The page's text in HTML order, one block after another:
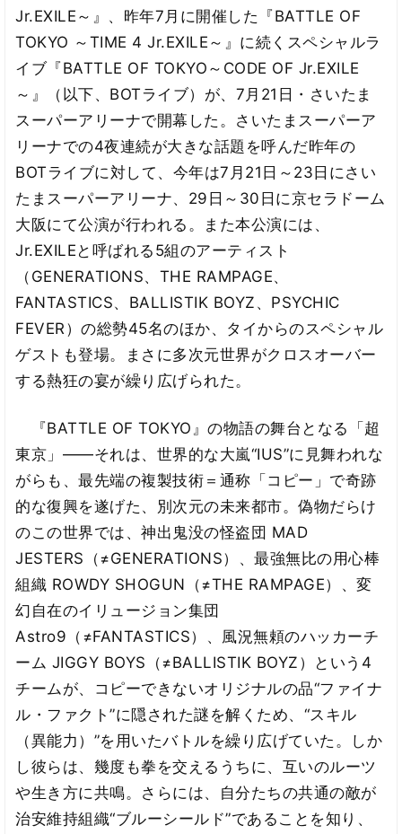
Jr.EXILE～』、昨年7月に開催した『BATTLE OF
TOKYO ～TIME 4 Jr.EXILE～』に続くスペシャルラ
イブ『BATTLE OF TOKYO～CODE OF Jr.EXILE
～』（以下、BOTライブ）が、7月21日・さいたま
スーパーアリーナで開幕した。さいたまスーパーア
リーナでの4夜連続が大きな話題を呼んだ昨年の
BOTライブに対して、今年は7月21日～23日にさい
たまスーパーアリーナ、29日～30日に京セラドーム
大阪にて公演が行われる。また本公演には、
Jr.EXILEと呼ばれる5組のアーティスト
（GENERATIONS、THE RAMPAGE、
FANTASTICS、BALLISTIK BOYZ、PSYCHIC
FEVER）の総勢45名のほか、タイからのスペシャル
ゲストも登場。まさに多次元世界がクロスオーバー
する熱狂の宴が繰り広げられた。
『BATTLE OF TOKYO』の物語の舞台となる「超
東京」――それは、世界的な大嵐“IUS”に見舞われな
がらも、最先端の複製技術＝通称「コピー」で奇跡
的な復興を遂げた、別次元の未来都市。偽物だらけ
のこの世界では、神出鬼没の怪盗団 MAD
JESTERS（≠GENERATIONS）、最強無比の用心棒
組織 ROWDY SHOGUN（≠THE RAMPAGE）、変
幻自在のイリュージョン集団
Astro9（≠FANTASTICS）、風況無頼のハッカーチ
ーム JIGGY BOYS（≠BALLISTIK BOYZ）という4
チームが、コピーできないオリジナルの品“ファイナ
ル・ファクト”に隠された謎を解くため、“スキル
（異能力）”を用いたバトルを繰り広げていた。しか
し彼らは、幾度も拳を交えるうちに、互いのルーツ
や生き方に共鳴。さらには、自分たちの共通の敵が
治安維持組織“ブルーシールド”であることを知り、